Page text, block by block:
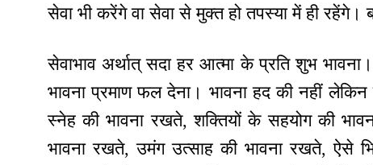
सेवा भी करेंगे वा सेवा से मुक्त हो तपस्या में ही रहेंगे।
सेवाभाव अर्थात् सदा हर आत्मा के प्रति शुभ
भावना प्रमाण फल देना। भावना हद की नहीं
स्नेह की भावना रखते, शक्तियों के सहयोग की
भावना रखते, उमंग उत्साह की भावना रखते, ऐसे